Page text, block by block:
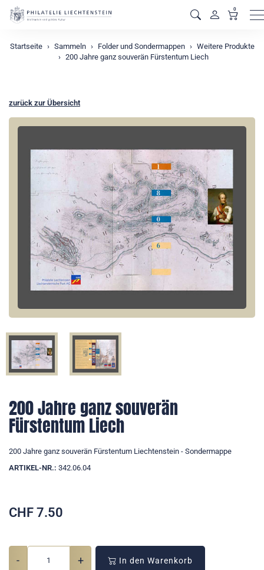
0
Startseite Sammeln Folder und Sondermappen
Weitere Produkte
200 Jahre ganz souverän Fürstentum Liech
zurück zur Übersicht
200 Jahre ganz souverän
Fürstentum Liech
200 Jahre ganz souverän Fürstentum Liechtenstein - Sondermappe
ARTIKEL-NR.: 342.06.04
CHF 7.50
- + In den Warenkorb